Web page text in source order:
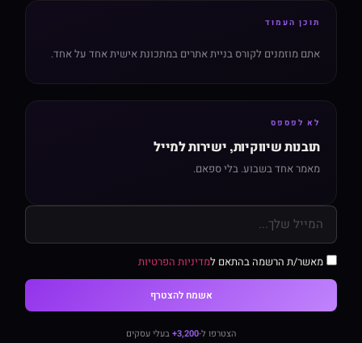
תוכן העמוד
אתם מוזמנים לקורס בניית אתרים במתכונת אישית אחד על אחד.
לא לפספס
תובנות שיווקיות, ישירות למייל
מאמר אחד בשבוע. בלי ספאם.
מאשר/ת הרשמה בהתאם למדיניות הפרטיות
אשמח להצטרף
הצטרפו ל-3,200+ בעלי עסקים